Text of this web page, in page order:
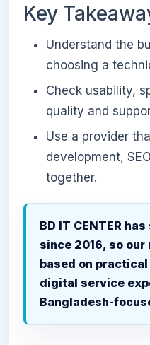
Key
Understand the
choosing a
Check usability,
quality and
Use a provider
development,
together.
BD IT CENTER
since 2016, so
based on
digital service
Bangladesh-